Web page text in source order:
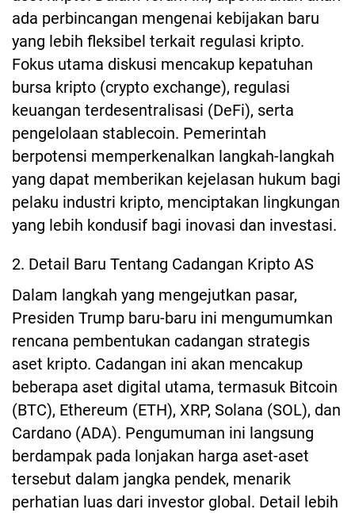
ada perbincangan mengenai kebijakan baru
yang lebih fleksibel terkait regulasi kripto.
Fokus utama diskusi mencakup kepatuhan
bursa kripto (crypto exchange), regulasi
keuangan terdesentralisasi (DeFi), serta
pengelolaan stablecoin. Pemerintah
berpotensi memperkenalkan langkah-langkah
yang dapat memberikan kejelasan hukum bagi
pelaku industri kripto, menciptakan lingkungan
yang lebih kondusif bagi inovasi dan investasi.
2. Detail Baru Tentang Cadangan Kripto AS
Dalam langkah yang mengejutkan pasar,
Presiden Trump baru-baru ini mengumumkan
rencana pembentukan cadangan strategis
aset kripto. Cadangan ini akan mencakup
beberapa aset digital utama, termasuk Bitcoin
(BTC), Ethereum (ETH), XRP, Solana (SOL), dan
Cardano (ADA). Pengumuman ini langsung
berdampak pada lonjakan harga aset-aset
tersebut dalam jangka pendek, menarik
perhatian luas dari investor global. Detail lebih